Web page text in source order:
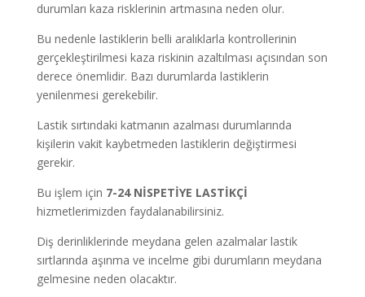
durumları kaza risklerinin artmasına neden olur.
Bu nedenle lastiklerin belli aralıklarla kontrollerinin
gerçekleştirilmesi kaza riskinin azaltılması açısından son
derece önemlidir. Bazı durumlarda lastiklerin
yenilenmesi gerekebilir.
Lastik sırtındaki katmanın azalması durumlarında
kişilerin vakit kaybetmeden lastiklerin değiştirmesi
gerekir.
Bu işlem için 7-24 NİSPETİYE LASTİKÇİ
hizmetlerimizden faydalanabilirsiniz.
Diş derinliklerinde meydana gelen azalmalar lastik
sırtlarında aşınma ve incelme gibi durumların meydana
gelmesine neden olacaktır.